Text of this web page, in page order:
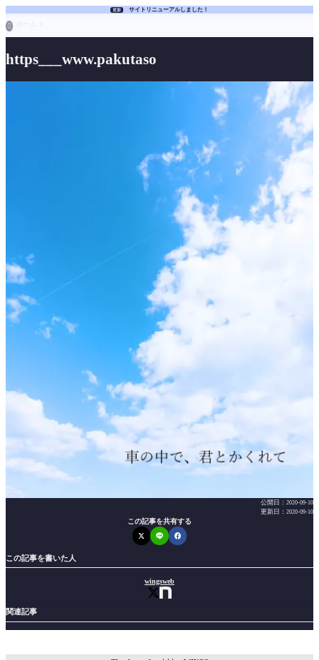
更新 サイトリニューアルしました！

https___www.pakutaso
公開日： 2020-09-10
更新日： 2020-09-10
この記事を共有する
この記事を書いた人
wingsweb
関連記事